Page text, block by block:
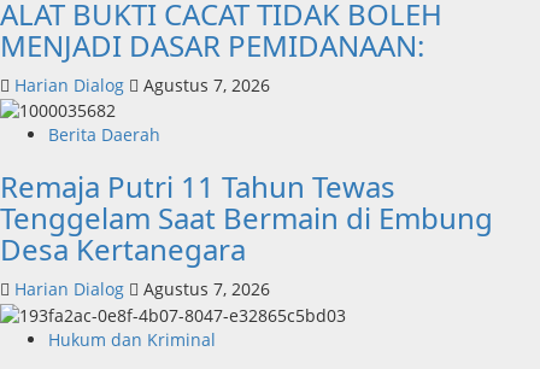
ALAT BUKTI CACAT TIDAK BOLEH
MENJADI DASAR PEMIDANAAN:
Harian Dialog Agustus 7, 2026
Berita Daerah
Remaja Putri 11 Tahun Tewas
Tenggelam Saat Bermain di Embung
Desa Kertanegara
Harian Dialog Agustus 7, 2026
Hukum dan Kriminal